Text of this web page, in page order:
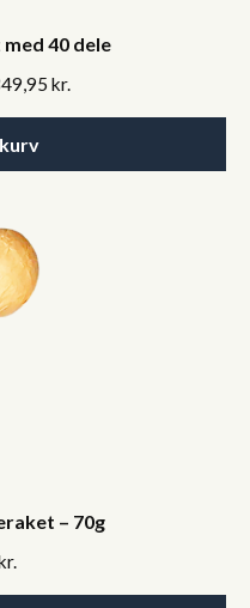
40 dele
kr..
kr.
349,95 kr..
– 70g